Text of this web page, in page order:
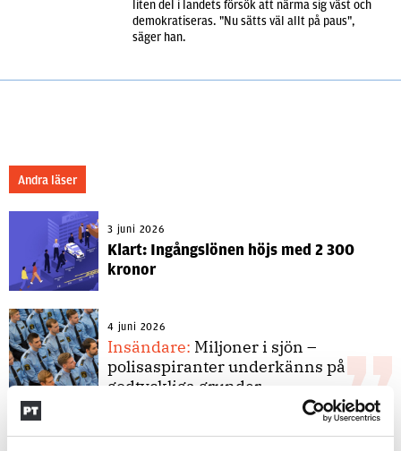
liten del i landets försök att närma sig väst och
demokratiseras. "Nu sätts väl allt på paus",
säger han.
Andra läser
3 juni 2026
Klart: Ingångslönen höjs med 2 300
kronor
4 juni 2026
Insändare: Miljoner i sjön –
polisaspiranter underkänns på
godtyckliga grunder